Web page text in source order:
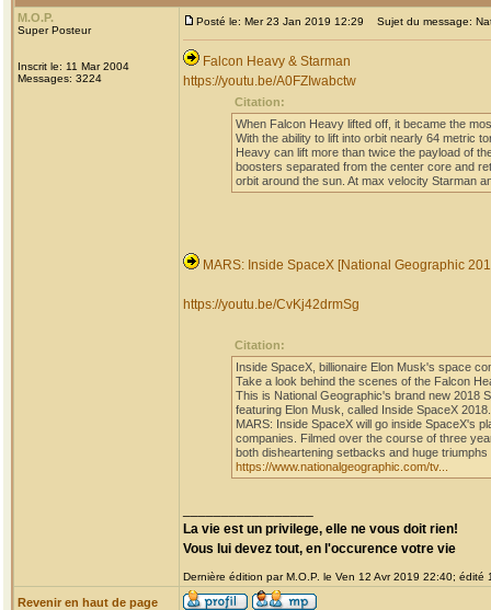
M.O.P.
Super Posteur
Inscrit le: 11 Mar 2004
Messages: 3224
Posté le: Mer 23 Jan 2019 12:29 Sujet du message:
Falcon Heavy & Starman
https://youtu.be/A0FZIwabctw
Citation:
When Falcon Heavy lifted off, it became the
With the ability to lift into orbit nearly 64 metric
Heavy can lift more than twice the payload of
boosters separated from the center core and
orbit around the sun. At max velocity Starman
MARS: Inside SpaceX [National Geographic
https://youtu.be/CvKj42drmSg
Citation:
Inside SpaceX, billionaire Elon Musk's space
Take a look behind the scenes of the Falcon
This is National Geographic's brand new 2018
featuring Elon Musk, called Inside SpaceX 2018.
MARS: Inside SpaceX will go inside SpaceX's
companies. Filmed over the course of three
both disheartening setbacks and huge
https://www.nationalgeographic.com/tv...
La vie est un privilege, elle ne vous doit rien!
Vous lui devez tout, en l'occurence votre vie
Dernière édition par M.O.P. le Ven 12 Avr 2019 22:40; édité
Revenir en haut de page